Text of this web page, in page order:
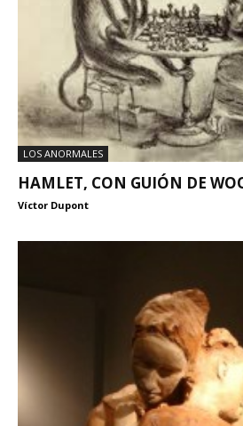
LOS ANORMALES
HAMLET, CON GUIÓN DE
Víctor Dupont